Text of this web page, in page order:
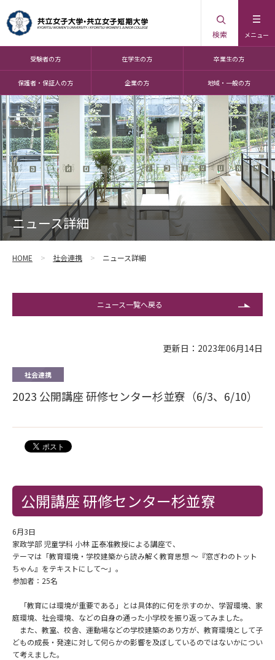
メニュー
検索
受験者の方 在学生の方 卒業生の方
保護者・保証人の方 企業の方 地域・一般の方
ニュース詳細
HOME 社会連携 ニュース詳細
ニュース一覧へ戻る
更新日：2023年06月14日
社会連携
2023 公開講座 研修センター杉並寮（6/3、6/10）
公開講座 研修センター杉並寮
6月3日
家政学部 児童学科 小林 正泰准教授による講座で、
テーマは「教育環境・学校建築から読み解く教育思想 ～『窓ぎわのトット
ちゃん』をテキストにして～」。
参加者：25名
「教育には環境が重要である」とは具体的に何を示すのか、学習環境、家
庭環境、社会環境、などの自身の通った小学校を振り返ってみました。
また、教室、校舎、運動場などの学校建築のあり方が、教育環境として子
どもの成長・発達に対して何らかの影響を及ぼしているのではないかについ
て考えました。